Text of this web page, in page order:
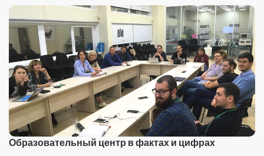
Образовательный центр в фактах и цифрах